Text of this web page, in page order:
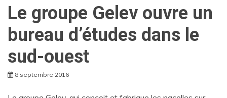
Le groupe Gelev ouvre un
bureau d’études dans le
sud-ouest
8 septembre 2016